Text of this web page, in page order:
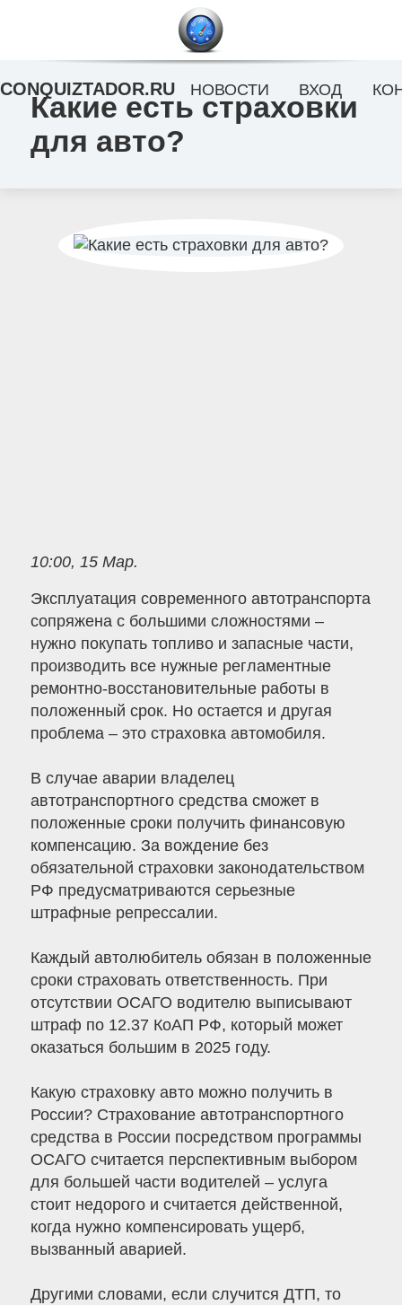
Какие есть страховки
для авто?
10:00, 15 Мар.
Эксплуатация современного автотранспорта
сопряжена с большими сложностями –
нужно покупать топливо и запасные части,
производить все нужные регламентные
ремонтно-восстановительные работы в
положенный срок. Но остается и другая
проблема – это страховка автомобиля.
В случае аварии владелец
автотранспортного средства сможет в
положенные сроки получить финансовую
компенсацию. За вождение без
обязательной страховки законодательством
РФ предусматриваются серьезные
штрафные репрессалии.
Каждый автолюбитель обязан в положенные
сроки страховать ответственность. При
отсутствии ОСАГО водителю выписывают
штраф по 12.37 КоАП РФ, который может
оказаться большим в 2025 году.
Какую страховку авто можно получить в
России? Страхование автотранспортного
средства в России посредством программы
ОСАГО считается перспективным выбором
для большей части водителей – услуга
стоит недорого и считается действенной,
когда нужно компенсировать ущерб,
вызванный аварией.
Другими словами, если случится ДТП, то
CONQUIZTADOR.RU НОВОСТИ ВХОД